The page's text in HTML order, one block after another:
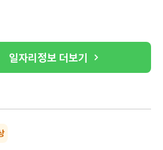
일자리정보 더보기